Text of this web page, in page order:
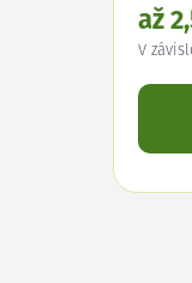
až
V